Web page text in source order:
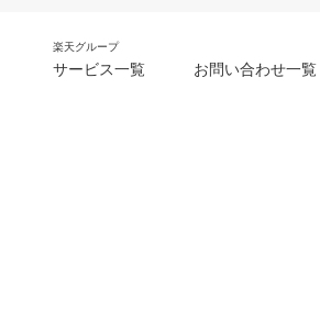
楽天グループ
サービス一覧 お問い合わせ一覧